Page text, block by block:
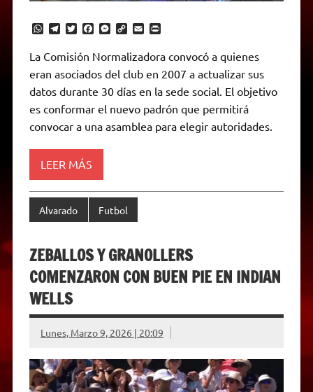
W
a
t
s
A
p
p
T
e
g
r
a
m
T
t
t
r
F
c
e
b
o
k
M
s
e
n
g
e
C
p
y
L
n
k
E
a
i
l
P
n
t
r
i
n
La Comisión Normalizadora convocó a quienes
eran asociados del club en 2007 a actualizar sus
datos durante 30 días en la sede social. El objetivo
es conformar el nuevo padrón que permitirá
convocar a una asamblea para elegir autoridades.
LEER MÁS
Alvarado Futbol
ZEBALLOS Y GRANOLLERS
COMENZARON CON BUEN PIE EN INDIAN
WELLS
Lunes, Marzo 9, 2026 | 20:09